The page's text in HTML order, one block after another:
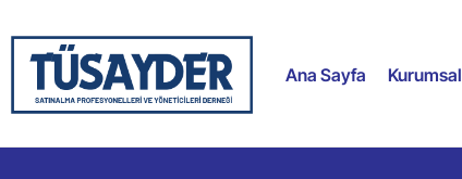
Ana Sayfa Kurumsal